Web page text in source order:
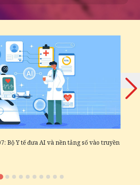
Bộ Y tế đưa AI và nền tảng số vào truyền